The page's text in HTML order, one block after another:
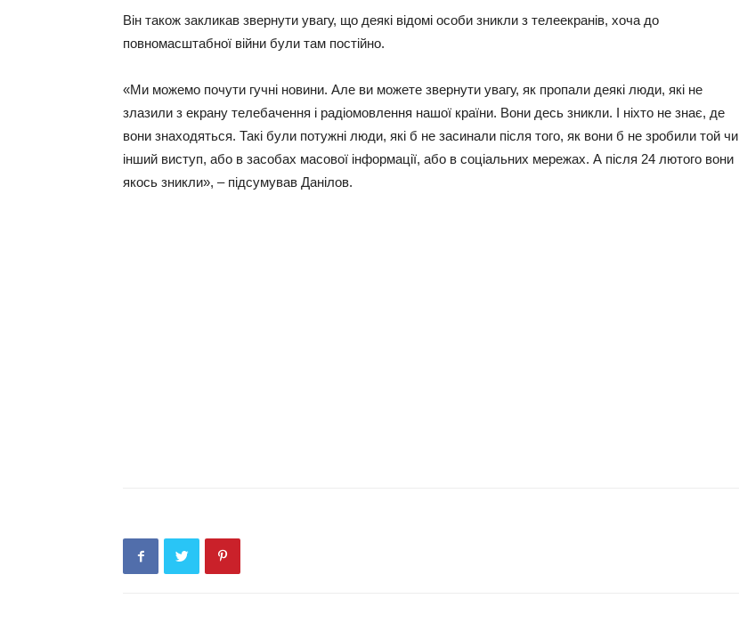
Він також закликав звернути увагу, що деякі відомі особи зникли з телеекранів, хоча до
повномасштабної війни були там постійно.
«Ми можемо почути гучні новини. Але ви можете звернути увагу, як пропали деякі люди, які не
злазили з екрану телебачення і радіомовлення нашої країни. Вони десь зникли. І ніхто не знає, де
вони знаходяться. Такі були потужні люди, які б не засинали після того, як вони б не зробили той чи
інший виступ, або в засобах масової інформації, або в соціальних мережах. А після 24 лютого вони
якось зникли», – підсумував Данілов.